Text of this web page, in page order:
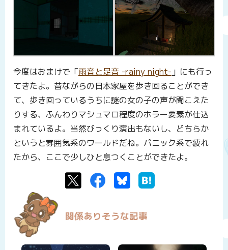
今度はおまけで「雨音と足音 -rainy night- 」にも行っ
てきたよ。昔ながらの日本家屋を歩き回ることができ
て、歩き回っているうちに謎の女の子の声が聞こえた
りする、ふんわりマシュマロ程度のホラー要素が仕込
まれているよ。当然びっくり演出もないし、どちらか
というと雰囲気系のワールドだね。パニック系で疲れ
たから、ここで少しひと息つくことができたよ。
TwitterFacebookBluesky
関係ありそうな記事